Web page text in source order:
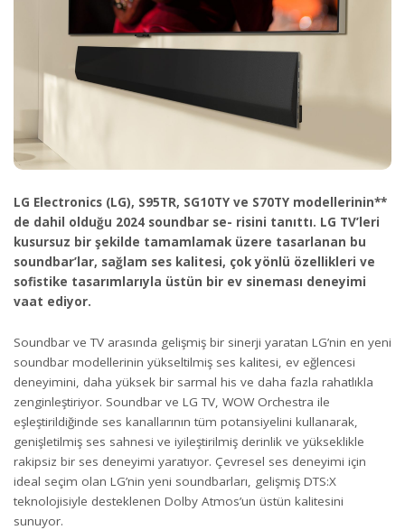
LG Electronics (LG), S95TR, SG10TY ve S70TY modellerinin**
de dahil olduğu 2024 soundbar se- risini tanıttı. LG TV’leri
kusursuz bir şekilde tamamlamak üzere tasarlanan bu
soundbar’lar, sağlam ses kalitesi, çok yönlü özellikleri ve
sofistike tasarımlarıyla üstün bir ev sineması deneyimi
vaat ediyor.
Soundbar ve TV arasında gelişmiş bir sinerji yaratan LG’nin en yeni
soundbar modellerinin yükseltilmiş ses kalitesi, ev eğlencesi
deneyimini, daha yüksek bir sarmal his ve daha fazla rahatlıkla
zenginleştiriyor. Soundbar ve LG TV, WOW Orchestra ile
eşleştirildiğinde ses kanallarının tüm potansiyelini kullanarak,
genişletilmiş ses sahnesi ve iyileştirilmiş derinlik ve yükseklikle
rakipsiz bir ses deneyimi yaratıyor. Çevresel ses deneyimi için
ideal seçim olan LG’nin yeni soundbarları, gelişmiş DTS:X
teknolojisiyle desteklenen Dolby Atmos’un üstün kalitesini
sunuyor.